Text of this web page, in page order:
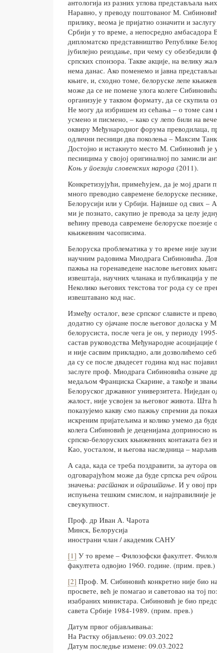
антологија из разних углова представљала
Наравно, у преводу поштованог М.
прилику, веома је пријатно означити и
Србији у то време, а непосредно
дипломатско представништво Републике
јубилејно реиздање, при чему су обезбедили
српских спонзора. Такве акције, на велику
нема данас. Ако поменемо и јавна
књиге, и, сходно томе, белоруске лепе
може да се не помене улога колеге
организује у таквом формату, да се скупила
Не могу да избришем из сећања – о томе сам
усмено и писмено, – како су лепо били на
оквиру Међународног форума преводилаца,
одлични песници два поколења – Максим
Достојно и истакнуто место М. Сибиновић је
песницима у својој оригиналној по замисли
Коњ у поезији словенских народа (2011).
Конкретизујући, примећујем, да је мој драги
много преводио савремене белоруске
Белорусији или у Србији. Највише од свих –
ми је познато, сакупио је превода за целу
већину превода савремене белоруске поезије
књижевним часописима.
Белоруска проблематика у то време није
научним радовима Миодрага Сибиновића.
пажња на горенаведене наслове његових
извештаја, научних чланака и публикација у
Неколико његових текстова тог рода су се
извештавано код нас.
Између осталог, везе српског слависте и
додатно су ојачане после његовог доласка у
белорусиста, после чега је он, у периоду
састав руководства Међународне
и није сасвим прикладно, али дозволићемо
да су се после двадесет година код нас
заслуге проф. Миодрага Сибиновића означе
медаљом Франциска Скарине, а такође и
Белоруског државног универзитета. Ниједан
жалост, није усвојен за његовог живота. Шта
показујемо какву смо пажњу спремни да
искреним пријатељима и колико умемо да
колега Сибиновић је деценијама доприносио
српско-белоруских књижевних контаката без
Као, уосталом, и његова наследница –
А сада, када се треба поздравити, за аутора
одговарајућом може да буде српска реч
значења: растанак и опраштање. И у овој
испуњена тешким смислом, и најправилније
свеукупност.
Проф. др Иван А. Чарота
Минск, Белорусија
инострани члан / академик САНУ
[1] У то време – Филозофски факултет.
факултета одвојио 1960. године. (прим. прев.)
[2] Проф. М. Сибиновић конкретно није био
просвете, већ је помагао и саветовао на тој
изабраних министара. Сибиновић је био
савета Србије 1984-1989. (прим. прев.)
Датум првог објављивања:
На Растку објављено: 09.03.2022
Датум последње измене: 09.03.2022